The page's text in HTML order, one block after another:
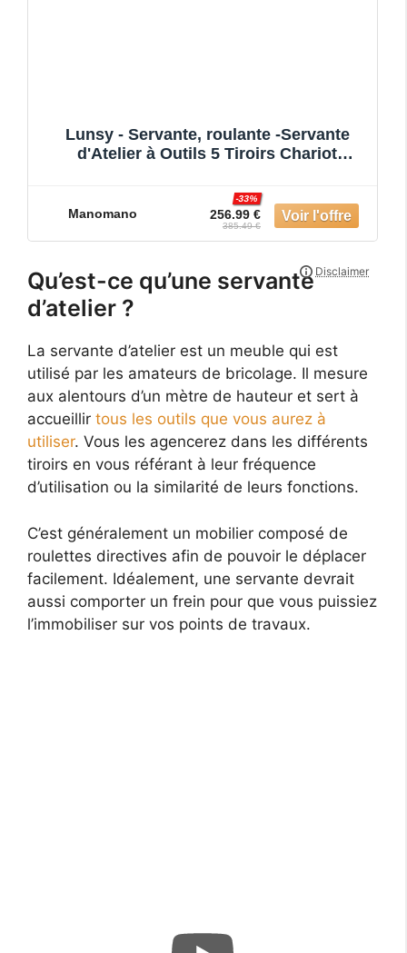
Lunsy - Servante, roulante -Servante
d'Atelier à Outils 5 Tiroirs Chariot
Manomano 256.99 €
-33%
385.49 €
Qu’est-ce qu’une servante
d’atelier ?
La servante d’atelier est un meuble qui est
utilisé par les amateurs de bricolage. Il mesure
aux alentours d’un mètre de hauteur et sert à
accueillir tous les outils que vous aurez à
utiliser. Vous les agencerez dans les différents
tiroirs en vous référant à leur fréquence
d’utilisation ou la similarité de leurs fonctions.
C’est généralement un mobilier composé de
roulettes directives afin de pouvoir le déplacer
facilement. Idéalement, une servante devrait
aussi comporter un frein pour que vous puissiez
l’immobiliser sur vos points de travaux.